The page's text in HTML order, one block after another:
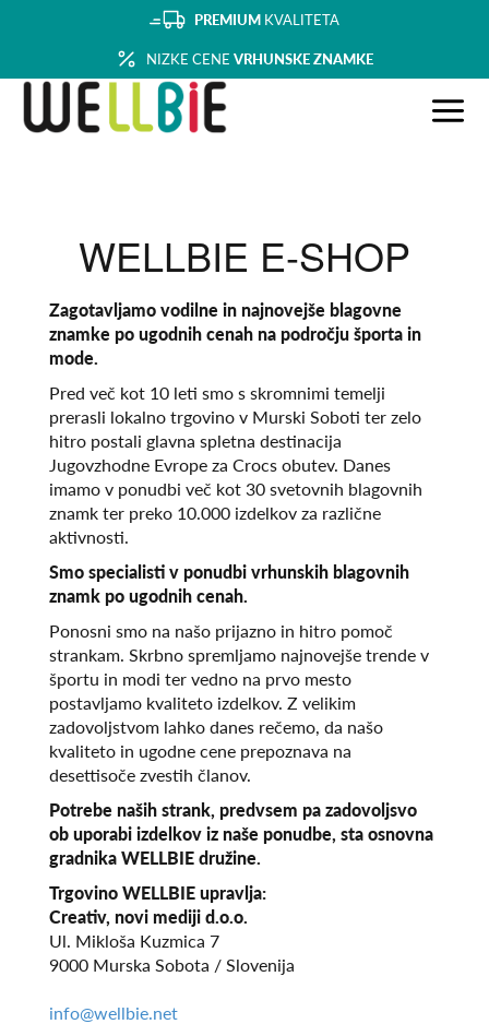
PREMIUM KVALITETA
NIZKE CENE VRHUNSKE ZNAMKE
WELLBIE E-SHOP
Zagotavljamo vodilne in najnovejše blagovne
znamke po ugodnih cenah na področju športa in
mode.
Pred več kot 10 leti smo s skromnimi temelji
prerasli lokalno trgovino v Murski Soboti ter zelo
hitro postali glavna spletna destinacija
Jugovzhodne Evrope za Crocs obutev. Danes
imamo v ponudbi več kot 30 svetovnih blagovnih
znamk ter preko 10.000 izdelkov za različne
aktivnosti.
Smo specialisti v ponudbi vrhunskih blagovnih
znamk po ugodnih cenah.
Ponosni smo na našo prijazno in hitro pomoč
strankam. Skrbno spremljamo najnovejše trende v
športu in modi ter vedno na prvo mesto
postavljamo kvaliteto izdelkov. Z velikim
zadovoljstvom lahko danes rečemo, da našo
kvaliteto in ugodne cene prepoznava na
desettisoče zvestih članov.
Potrebe naših strank, predvsem pa zadovoljsvo
ob uporabi izdelkov iz naše ponudbe, sta osnovna
gradnika WELLBIE družine.
Trgovino WELLBIE upravlja:
Creativ, novi mediji d.o.o.
Ul. Mikloša Kuzmica 7
9000 Murska Sobota / Slovenija
info@wellbie.net